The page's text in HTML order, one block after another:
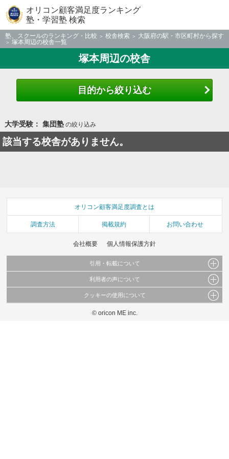
オリコン顧客満足度ランキング
塾・学習塾 検索
塾、スクールのランキング・比較 校舎検索
大阪府の駅・市区町村から探す
塚本周辺の校舎一覧
塚本周辺の校舎
目的から絞り込む
大学受験： 集団塾の絞り込み
該当する校舎がありません。
オリコン顧客満足度調査とは
調査方法 掲載規約 お問い合わせ
会社概要 個人情報保護方針
引用・転載について
当サイトで公開されている情報（文字、写真、イラスト、画像データ等）及びこれらの配
これらの情報を権利者の許可なく無断転載・複製などの二次利用を行うことは固く禁じて
利用者の声について
当サイトに掲載している内容はすべてサービスの利用者が提出された見解・感想です。
弊社の見解・ 意見ではないことをご理解いただいた上でご覧ください。
クッキーの使用について
このサイトでは Cookie を使用して、ユーザーに合わせたコンテンツや広告の表示、ソー
© oricon ME inc.